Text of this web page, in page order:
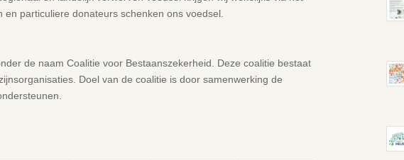
particuliere donateurs schenken ons voedsel.
de naam Coalitie voor Bestaanszekerheid. Deze coalitie bestaat
Doel van de coalitie is door samenwerking de